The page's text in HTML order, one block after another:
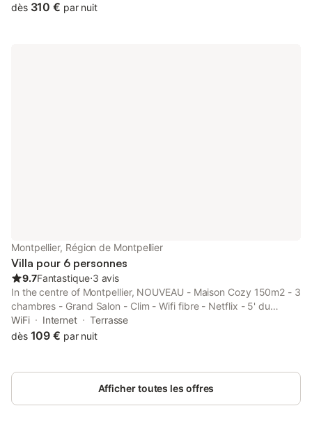
en famille pour découvrir Montpellier et son centre historique et
dès 310 € par nuit
Montpellier, Région de Montpellier
Villa pour 6 personnes
9.7Fantastique⋅3 avis
In the centre of Montpellier, NOUVEAU - Maison Cozy 150m2 - 3
chambres - Grand Salon - Clim - Wifi fibre - Netflix - 5' du
centre et gare - Cour intérieure - 15' des plages features inner
courtyard views from the terrace.
WiFi Internet
Terrasse
dès 109 € par nuit
Afficher toutes les offres